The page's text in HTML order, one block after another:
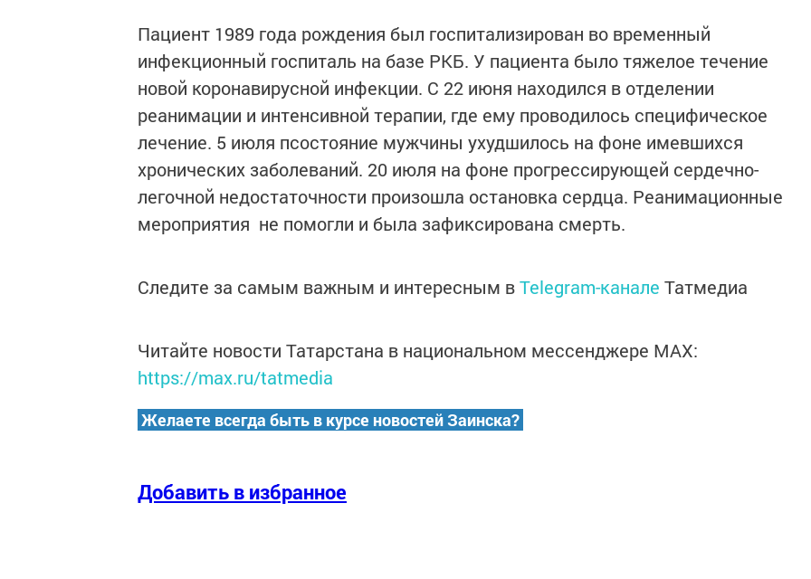
Пациент 1989 года рождения был госпитализирован во временный
инфекционный госпиталь на базе РКБ. У пациента было тяжелое течение
новой коронавирусной инфекции. С 22 июня находился в отделении
реанимации и интенсивной терапии, где ему проводилось специфическое
лечение. 5 июля псостояние мужчины ухудшилось на фоне имевшихся
хронических заболеваний. 20 июля на фоне прогрессирующей сердечно-
легочной недостаточности произошла остановка сердца. Реанимационные
мероприятия не помогли и была зафиксирована смерть.
Следите за самым важным и интересным вTelegram-канале Татмедиа
Читайте новости Татарстана в национальном мессенджере MАХ:
https://max.ru/tatmedia
Желаете всегда быть в курсе новостей Заинска?
Добавить в избранное